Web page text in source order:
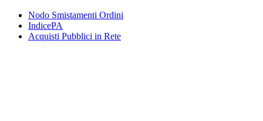
Nodo Smistamenti Ordini
IndicePA
Acquisti Pubblici in Rete